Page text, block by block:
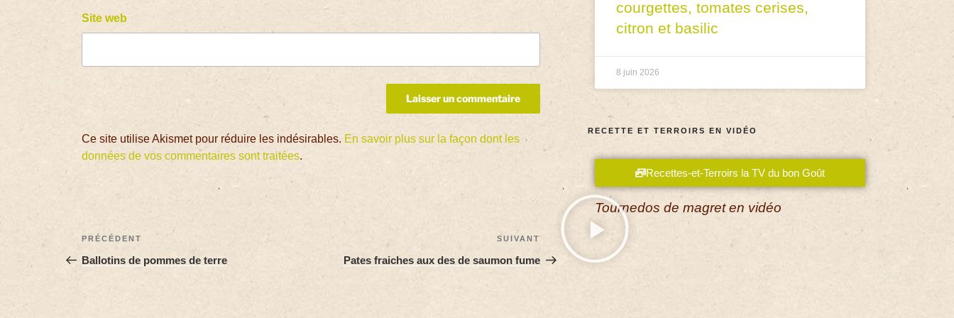
Site web
Ce site utilise Akismet pour réduire les indésirables. En savoir plus sur la façon dont les
données de vos commentaires sont traitées.
PRÉCÉDENT
Ballotins de pommes de terre
SUIVANT
Pates fraiches aux des de saumon fume
courgettes, tomates cerises,
citron et basilic
8 juin 2026
RECETTE ET TERROIRS EN VIDÉO
Recettes-et-Terroirs la TV du bon Goût
Tournedos de magret en vidéo